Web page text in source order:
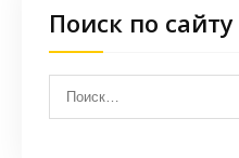
Поиск по сайту